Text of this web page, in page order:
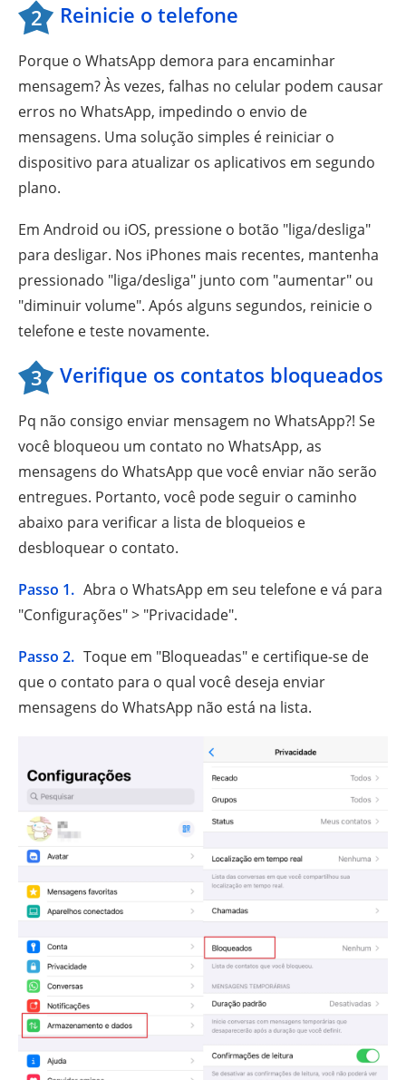
2 Reinicie o telefone
Porque o WhatsApp demora para encaminhar
mensagem? Às vezes, falhas no celular podem causar
erros no WhatsApp, impedindo o envio de
mensagens. Uma solução simples é reiniciar o
dispositivo para atualizar os aplicativos em segundo
plano.
Em Android ou iOS, pressione o botão "liga/desliga"
para desligar. Nos iPhones mais recentes, mantenha
pressionado "liga/desliga" junto com "aumentar" ou
"diminuir volume". Após alguns segundos, reinicie o
telefone e teste novamente.
3 Verifique os contatos bloqueados
Pq não consigo enviar mensagem no WhatsApp?! Se
você bloqueou um contato no WhatsApp, as
mensagens do WhatsApp que você enviar não serão
entregues. Portanto, você pode seguir o caminho
abaixo para verificar a lista de bloqueios e
desbloquear o contato.
Passo 1. Abra o WhatsApp em seu telefone e vá para
"Configurações" > "Privacidade".
Passo 2. Toque em "Bloqueadas" e certifique-se de
que o contato para o qual você deseja enviar
mensagens do WhatsApp não está na lista.